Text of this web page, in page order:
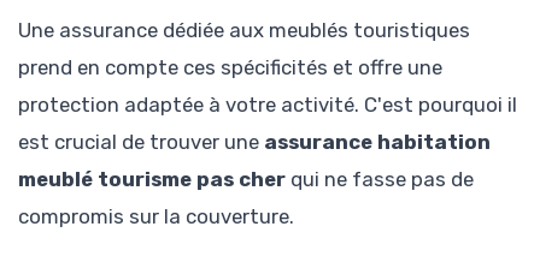
Une assurance dédiée aux meublés touristiques
prend en compte ces spécificités et offre une
protection adaptée à votre activité. C'est pourquoi il
est crucial de trouver une assurance habitation
meublé tourisme pas cher qui ne fasse pas de
compromis sur la couverture.